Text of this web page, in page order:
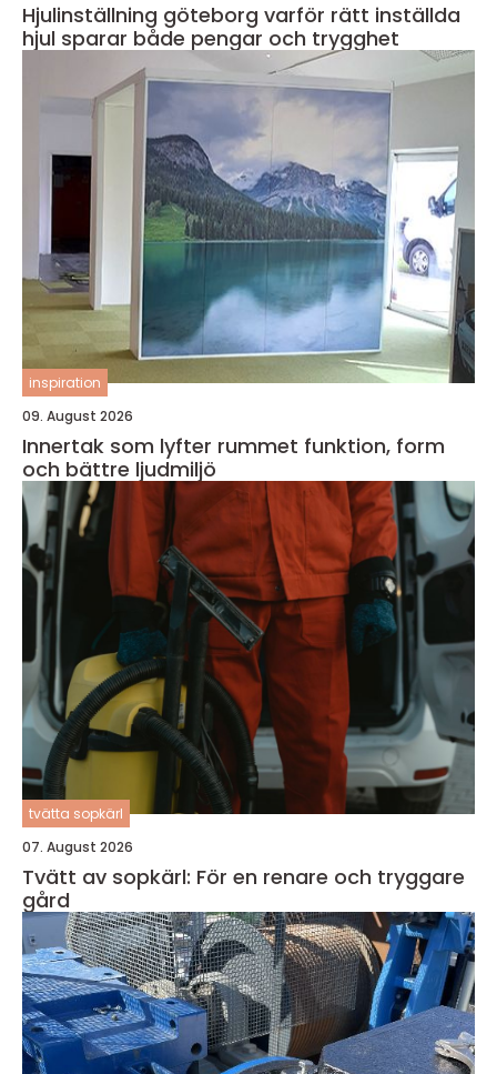
Hjulinställning göteborg varför rätt inställda
hjul sparar både pengar och trygghet
inspiration
09. August 2026
Innertak som lyfter rummet funktion, form
och bättre ljudmiljö
tvätta sopkärl
07. August 2026
Tvätt av sopkärl: För en renare och tryggare
gård